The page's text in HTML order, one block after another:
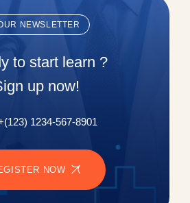
NEWSLETTER
to start learn ?
up now!
1234-567-8901
NOW